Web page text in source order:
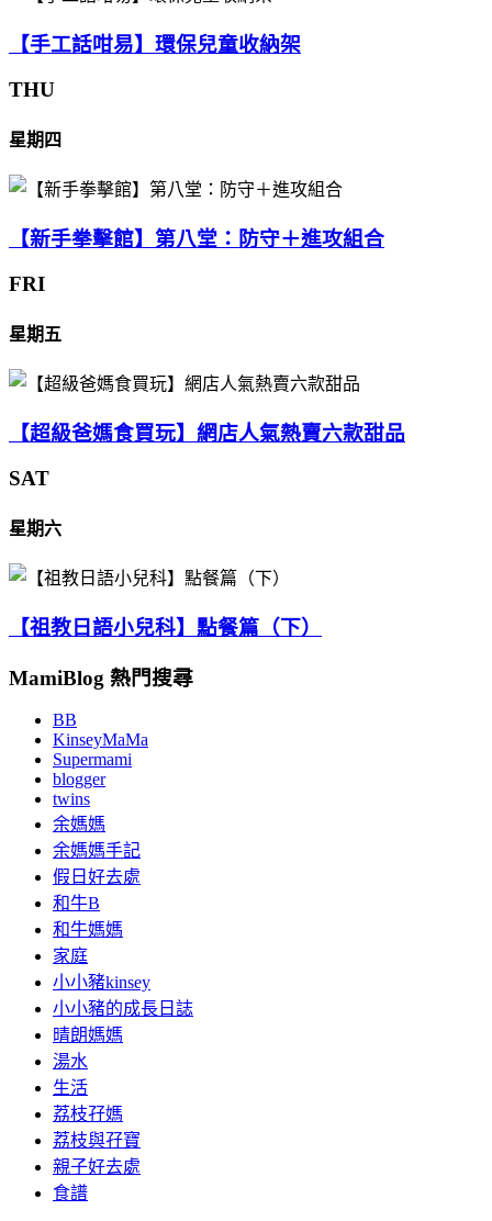
【手工話咁易】環保兒童收納架
THU
星期四
【新手拳擊館】第八堂：防守＋進攻組合
FRI
星期五
【超級爸媽食買玩】網店人氣熱賣六款甜品
SAT
星期六
【祖教日語小兒科】點餐篇（下）
MamiBlog 熱門搜尋
BB
KinseyMaMa
Supermami
blogger
twins
余媽媽
余媽媽手記
假日好去處
和牛B
和牛媽媽
家庭
小小豬kinsey
小小豬的成長日誌
晴朗媽媽
湯水
生活
荔枝孖媽
荔枝與孖寶
親子好去處
食譜